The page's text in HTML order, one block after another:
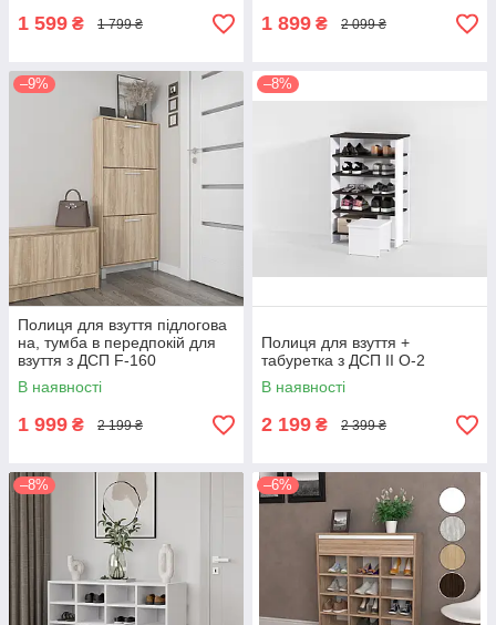
1 599 ₴ 1 799 ₴ 1 899 ₴ 2 099 ₴
–9%
Полиця для взуття підлогова
на, тумба в передпокій для
взуття з ДСП F-160
В наявності
1 999 ₴ 2 199 ₴
–8%
Полиця для взуття +
табуретка з ДСП II O-2
В наявності
2 199 ₴ 2 399 ₴
–8% –6%